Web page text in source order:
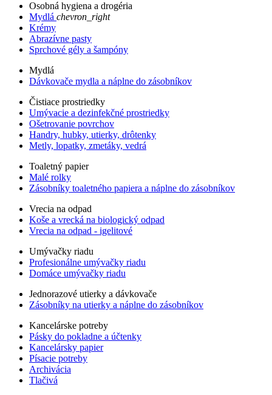
Osobná hygiena a drogéria
Mydlá chevron_right
Krémy
Abrazívne pasty
Sprchové gély a šampóny
Mydlá
Dávkovače mydla a náplne do zásobníkov
Čistiace prostriedky
Umývacie a dezinfekčné prostriedky
Ošetrovanie povrchov
Handry, hubky, utierky, drôtenky
Metly, lopatky, zmetáky, vedrá
Toaletný papier
Malé rolky
Zásobníky toaletného papiera a náplne do zásobníkov
Vrecia na odpad
Koše a vrecká na biologický odpad
Vrecia na odpad - igelitové
Umývačky riadu
Profesionálne umývačky riadu
Domáce umývačky riadu
Jednorazové utierky a dávkovače
Zásobníky na utierky a náplne do zásobníkov
Kancelárske potreby
Pásky do pokladne a účtenky
Kancelársky papier
Písacie potreby
Archivácia
Tlačivá